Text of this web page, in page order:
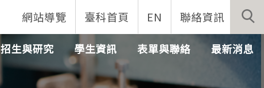
網站導覽 臺科首頁 EN 聯絡資訊
招生與研究 學生資訊 表單與聯絡 最新消息